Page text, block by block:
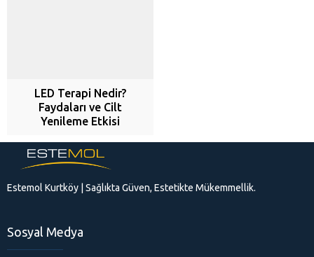
LED Terapi Nedir?
Faydaları ve Cilt
Yenileme Etkisi
Estemol Kurtköy | Sağlıkta Güven, Estetikte Mükemmellik.
Sosyal Medya